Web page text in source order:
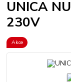
UNICA
230V
Akce